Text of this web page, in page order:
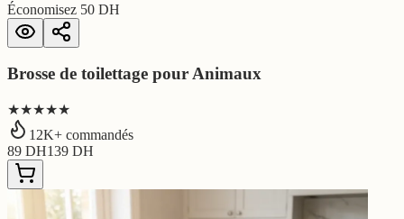
Économisez 50 DH
Brosse de toilettage pour Animaux
★★★★★
12K+ commandés
89 DH139 DH